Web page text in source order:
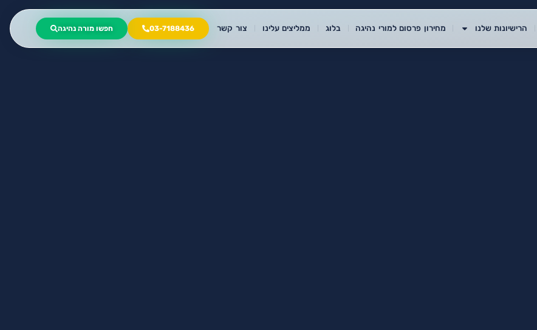
הרישיונות שלנו מחירון פרסום למורי נהיגה בלוג ממליצים עלינו צור קשר 03-7188436 חפשו מורה נהיגה